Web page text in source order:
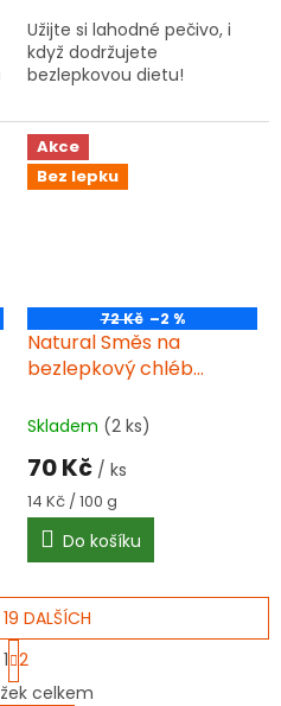
Užijte si lahodné pečivo, i
když dodržujete
bezlepkovou dietu!
Akce
Bez lepku
72 Kč –2 %
Natural Směs na
bezlepkový chléb
Skladem (2 ks)
70 Kč / ks
Měrná
cena:
14 Kč / 100 g
Do košíku
O
DALŠÍCH
S
t
r
1 2
celkem